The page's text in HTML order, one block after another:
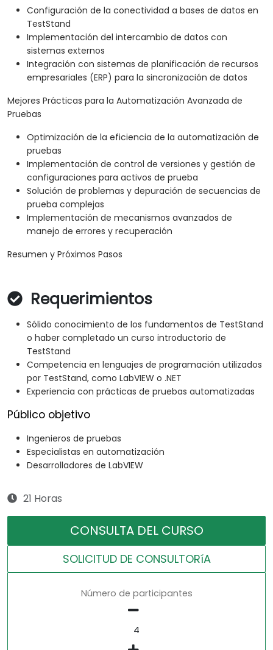
Configuración de la conectividad a bases de datos en
TestStand
Implementación del intercambio de datos con
sistemas externos
Integración con sistemas de planificación de recursos
empresariales (ERP) para la sincronización de datos
Mejores Prácticas para la Automatización Avanzada de
Pruebas
Optimización de la eficiencia de la automatización de
pruebas
Implementación de control de versiones y gestión de
configuraciones para activos de prueba
Solución de problemas y depuración de secuencias de
prueba complejas
Implementación de mecanismos avanzados de
manejo de errores y recuperación
Resumen y Próximos Pasos
Requerimientos
Sólido conocimiento de los fundamentos de TestStand
o haber completado un curso introductorio de
TestStand
Competencia en lenguajes de programación utilizados
por TestStand, como LabVIEW o .NET
Experiencia con prácticas de pruebas automatizadas
Público objetivo
Ingenieros de pruebas
Especialistas en automatización
Desarrolladores de LabVIEW
21 Horas
CONSULTA DEL CURSO
SOLICITUD DE CONSULTORíA
Número de participantes